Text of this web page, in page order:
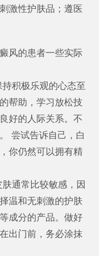
激性护肤品；遵医
风的患者一些实际
积极乐观的心态至
帮助，学习放松技
好的人际关系。不
尝试告诉自己，白
你仍然可以拥有精
通常比较敏感，因
温和无刺激的护肤
成分的产品。做好
出门前，务必涂抹